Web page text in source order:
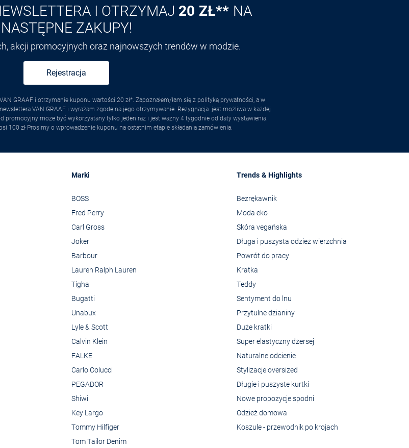
I OTRZYMAJ 20 ZŁ** NA
NASTĘPNE ZAKUPY!
akcji promocyjnych oraz najnowszych trendów w modzie.
Rejestracja
GRAAF i otrzymanie kuponu wartości 20 zł*. Zapoznałem/łam się z polityką prywatności, a w
VAN GRAAF i wyrażam zgodę na jego otrzymywanie. Rezygnacja. jest możliwa w każdej
promocyjny może być wykorzystany tylko jeden raz i jest ważny 4 tygodnie od daty wystawienia.
100 zł Prosimy o wprowadzenie kuponu na ostatnim etapie składania zamówienia.
Marki
BOSS
Fred Perry
Carl Gross
Joker
Barbour
Lauren Ralph Lauren
Tigha
Bugatti
Unabux
Lyle & Scott
Calvin Klein
FALKE
Carlo Colucci
PEGADOR
Shiwi
Key Largo
Tommy Hilfiger
Tom Tailor Denim
Trends & Highlights
Bezrękawnik
Moda eko
Skóra vegańska
Długa i puszysta odzież wierzchnia
Powrót do pracy
Kratka
Teddy
Sentyment do lnu
Przytulne dzianiny
Duże kratki
Super elastyczny dżersej
Naturalne odcienie
Stylizacje oversized
Długie i puszyste kurtki
Nowe propozycje spodni
Odzież domowa
Koszule - przewodnik po krojach